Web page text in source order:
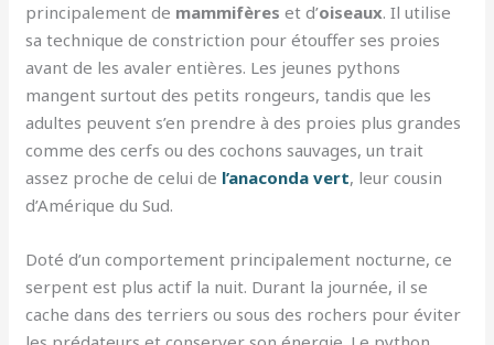
principalement de mammifères et d’oiseaux. Il utilise
sa technique de constriction pour étouffer ses proies
avant de les avaler entières. Les jeunes pythons
mangent surtout des petits rongeurs, tandis que les
adultes peuvent s’en prendre à des proies plus grandes
comme des cerfs ou des cochons sauvages, un trait
assez proche de celui de l’anaconda vert, leur cousin
d’Amérique du Sud.
Doté d’un comportement principalement nocturne, ce
serpent est plus actif la nuit. Durant la journée, il se
cache dans des terriers ou sous des rochers pour éviter